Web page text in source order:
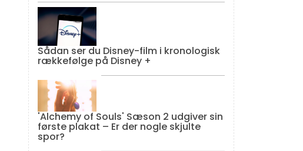
Sådan ser du Disney-film i kronologisk
rækkefølge på Disney +
'Alchemy of Souls' Sæson 2 udgiver sin
første plakat – Er der nogle skjulte
spor?